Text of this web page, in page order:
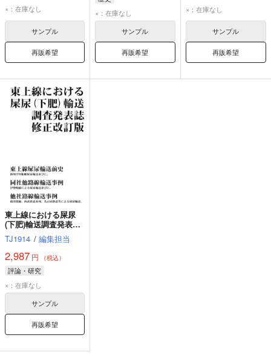
×：在庫なし
サンプル
再販希望
×：在庫なし
サンプル
再販希望
×：在庫なし
サンプル
再販希望
東上線における屎尿
(下肥)輸送調査発表誌
修正改訂版
TJ1914 / 編集担当
2,987 円 （税込）
評論・研究
×：在庫なし
サンプル
再販希望